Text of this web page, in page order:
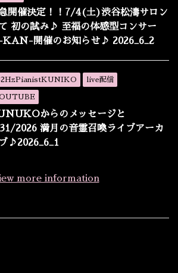
開催決定！！7/4(土)渋谷松濤サロン
初の試み♪ 至福の体感型コンサー
-KAN-開催のお知らせ♪ 2026_6_2
live配信
からのメッセージと
2026 満月の音霊召喚ライブアーカ
♪2026_6_1
more information